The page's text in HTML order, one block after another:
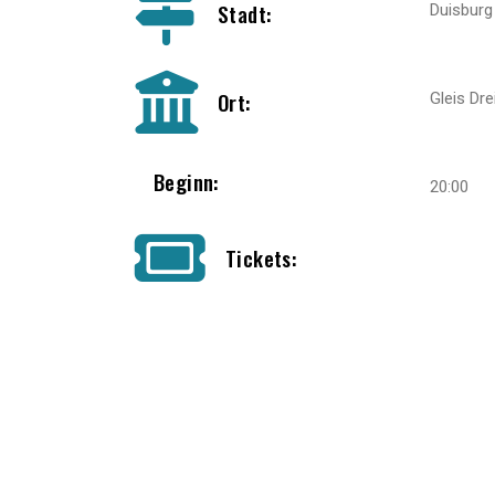
Stadt: Duisburg
Ort: Gleis
Beginn: 20:00
Tickets: